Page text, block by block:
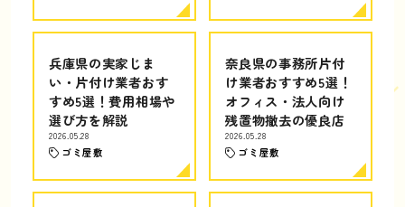
兵庫県の実家じま
い・片付け業者おす
すめ5選！費用相場や
選び方を解説
2026.05.28
ゴミ屋敷
奈良県の事務所片付
け業者おすすめ5選！
オフィス・法人向け
残置物撤去の優良店
2026.05.28
ゴミ屋敷